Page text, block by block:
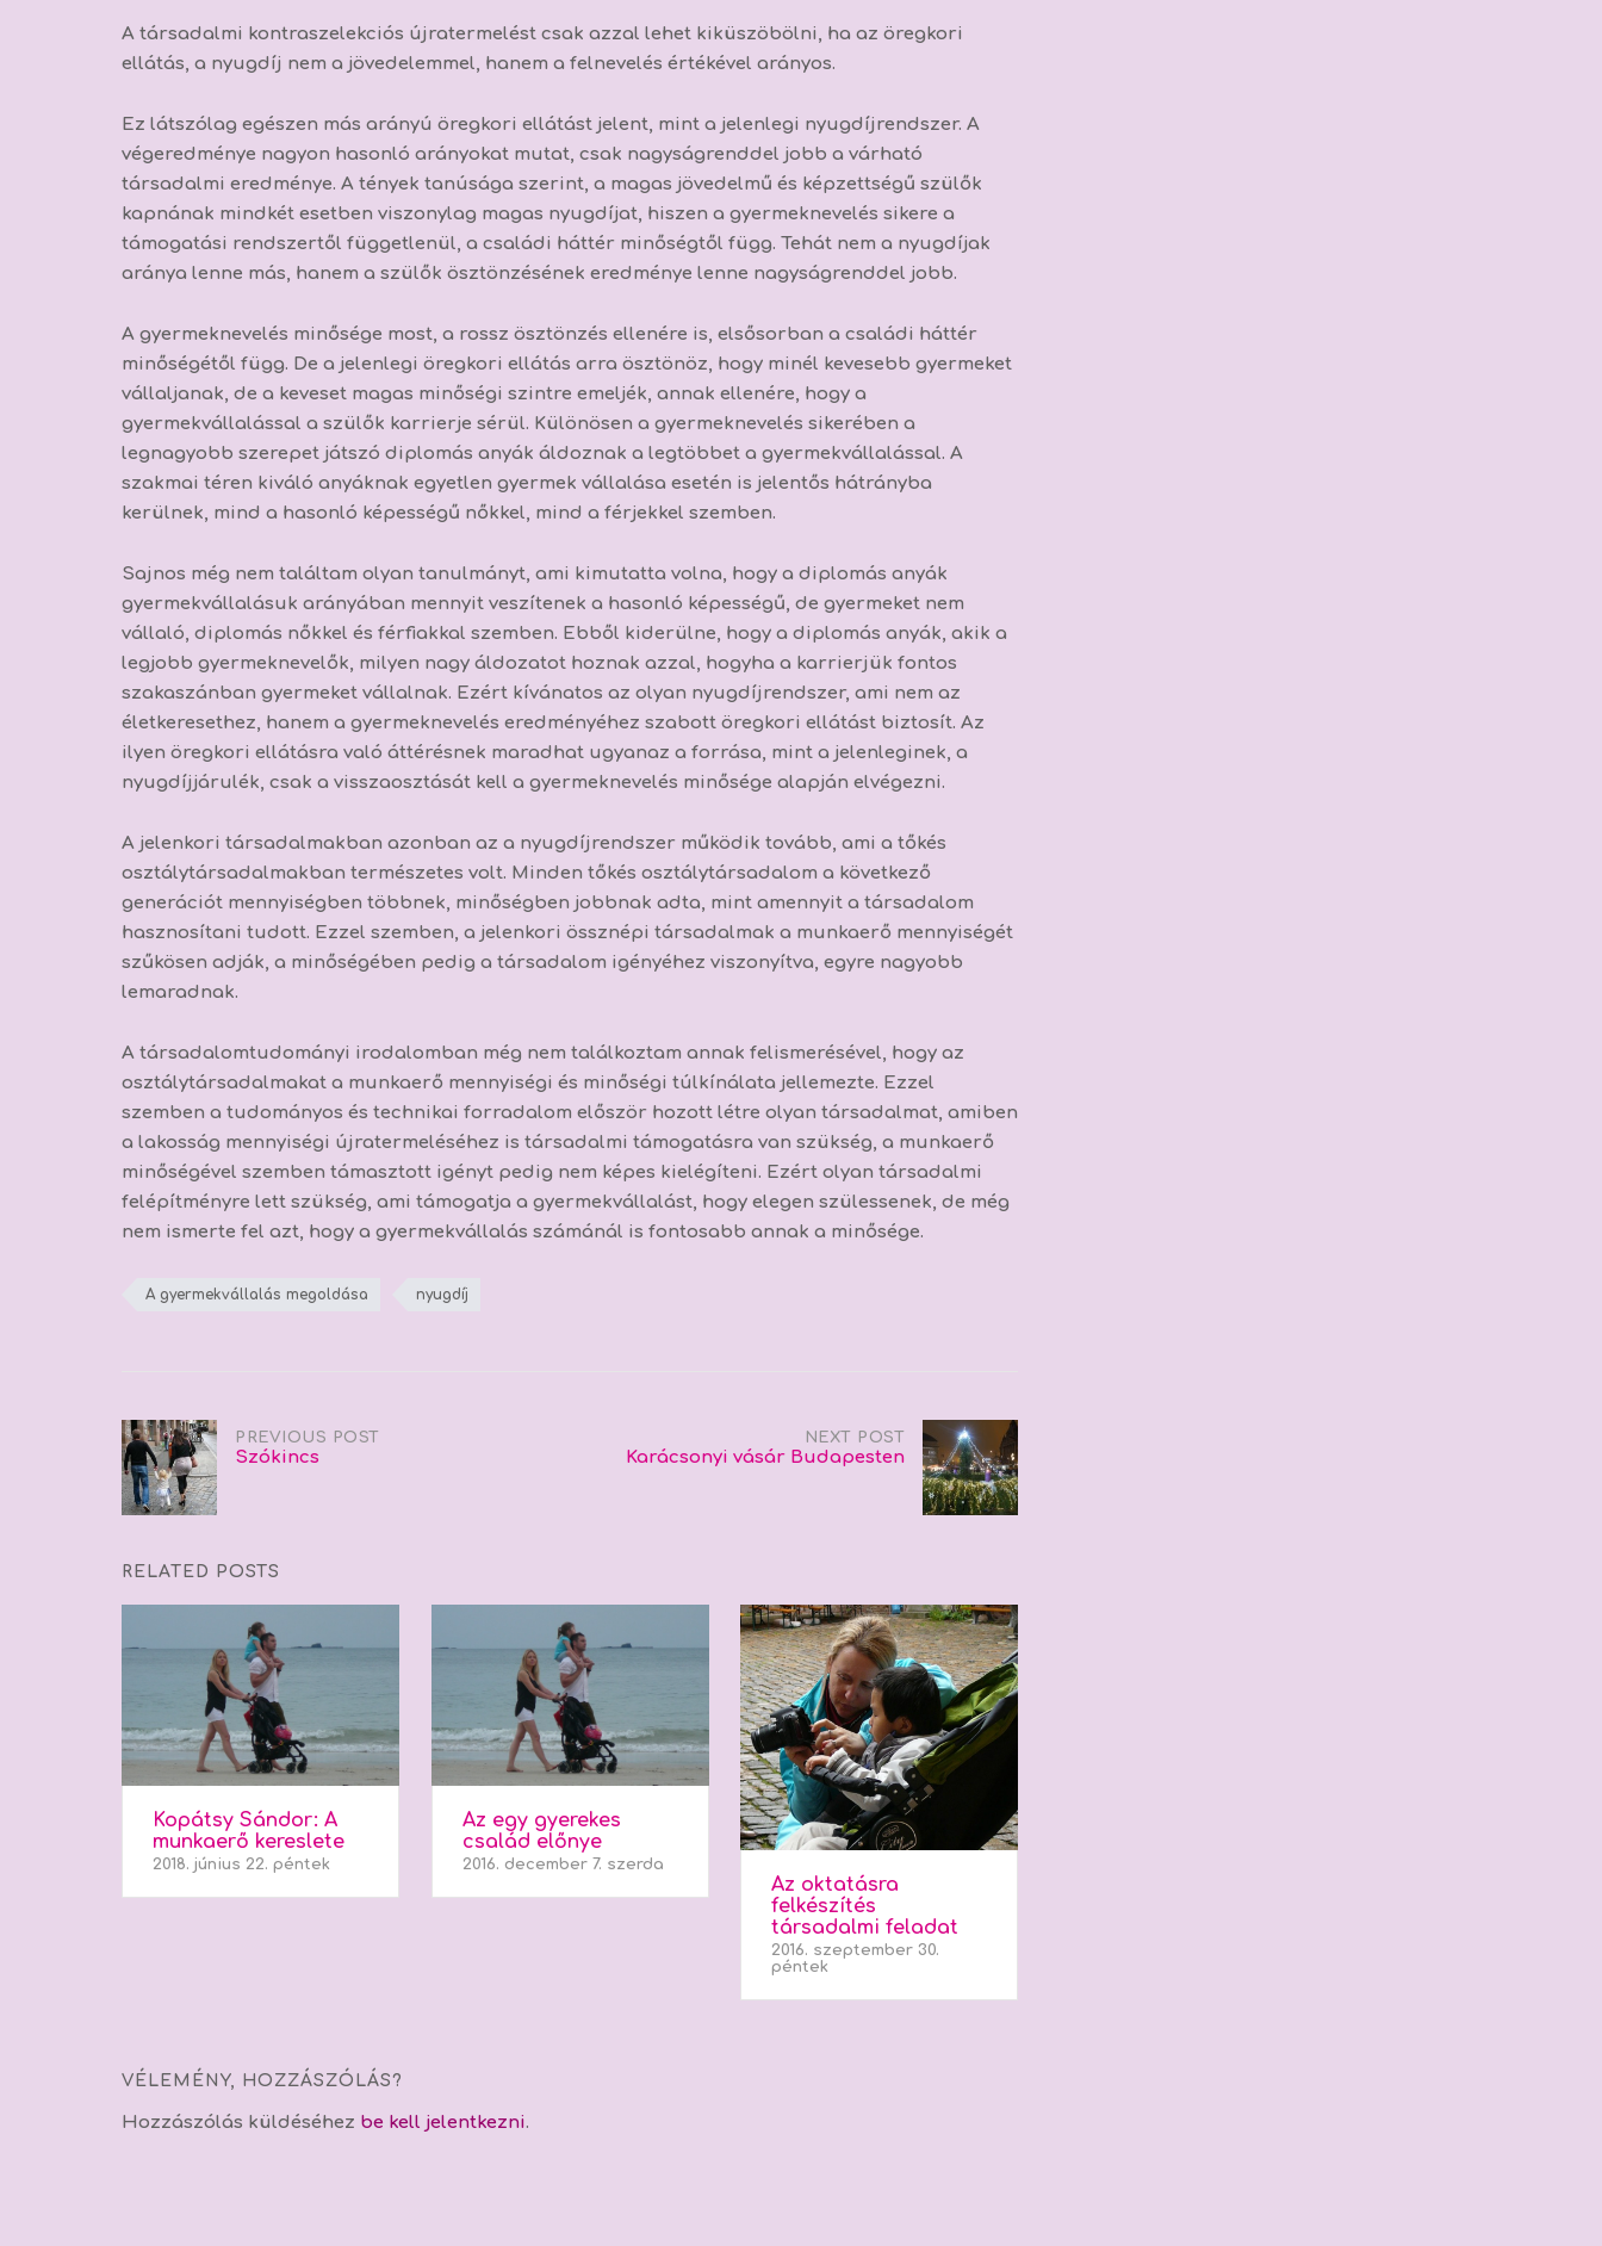
A társadalmi kontraszelekciós újratermelést csak azzal lehet kiküszöbölni, ha az öregkori
ellátás, a nyugdíj nem a jövedelemmel, hanem a felnevelés értékével arányos.
Ez látszólag egészen más arányú öregkori ellátást jelent, mint a jelenlegi nyugdíjrendszer. A
végeredménye nagyon hasonló arányokat mutat, csak nagyságrenddel jobb a várható
társadalmi eredménye. A tények tanúsága szerint, a magas jövedelmű és képzettségű szülők
kapnának mindkét esetben viszonylag magas nyugdíjat, hiszen a gyermeknevelés sikere a
támogatási rendszertől függetlenül, a családi háttér minőségtől függ. Tehát nem a nyugdíjak
aránya lenne más, hanem a szülők ösztönzésének eredménye lenne nagyságrenddel jobb.
A gyermeknevelés minősége most, a rossz ösztönzés ellenére is, elsősorban a családi háttér
minőségétől függ. De a jelenlegi öregkori ellátás arra ösztönöz, hogy minél kevesebb gyermeket
vállaljanak, de a keveset magas minőségi szintre emeljék, annak ellenére, hogy a
gyermekvállalással a szülők karrierje sérül. Különösen a gyermeknevelés sikerében a
legnagyobb szerepet játszó diplomás anyák áldoznak a legtöbbet a gyermekvállalással. A
szakmai téren kiváló anyáknak egyetlen gyermek vállalása esetén is jelentős hátrányba
kerülnek, mind a hasonló képességű nőkkel, mind a férjekkel szemben.
Sajnos még nem találtam olyan tanulmányt, ami kimutatta volna, hogy a diplomás anyák
gyermekvállalásuk arányában mennyit veszítenek a hasonló képességű, de gyermeket nem
vállaló, diplomás nőkkel és férfiakkal szemben. Ebből kiderülne, hogy a diplomás anyák, akik a
legjobb gyermeknevelők, milyen nagy áldozatot hoznak azzal, hogyha a karrierjük fontos
szakaszánban gyermeket vállalnak. Ezért kívánatos az olyan nyugdíjrendszer, ami nem az
életkeresethez, hanem a gyermeknevelés eredményéhez szabott öregkori ellátást biztosít. Az
ilyen öregkori ellátásra való áttérésnek maradhat ugyanaz a forrása, mint a jelenleginek, a
nyugdíjjárulék, csak a visszaosztását kell a gyermeknevelés minősége alapján elvégezni.
A jelenkori társadalmakban azonban az a nyugdíjrendszer működik tovább, ami a tőkés
osztálytársadalmakban természetes volt. Minden tőkés osztálytársadalom a következő
generációt mennyiségben többnek, minőségben jobbnak adta, mint amennyit a társadalom
hasznosítani tudott. Ezzel szemben, a jelenkori össznépi társadalmak a munkaerő mennyiségét
szűkösen adják, a minőségében pedig a társadalom igényéhez viszonyítva, egyre nagyobb
lemaradnak.
A társadalomtudományi irodalomban még nem találkoztam annak felismerésével, hogy az
osztálytársadalmakat a munkaerő mennyiségi és minőségi túlkínálata jellemezte. Ezzel
szemben a tudományos és technikai forradalom először hozott létre olyan társadalmat, amiben
a lakosság mennyiségi újratermeléséhez is társadalmi támogatásra van szükség, a munkaerő
minőségével szemben támasztott igényt pedig nem képes kielégíteni. Ezért olyan társadalmi
felépítményre lett szükség, ami támogatja a gyermekvállalást, hogy elegen szülessenek, de még
nem ismerte fel azt, hogy a gyermekvállalás számánál is fontosabb annak a minősége.
A gyermekvállalás megoldása nyugdíj
Post
navigation
PREVIOUS POST
Szókincs
NEXT POST
Karácsonyi vásár Budapesten
RELATED POSTS
Kopátsy Sándor: A
munkaerő kereslete
2018. június 22. péntek
Az egy gyerekes
család előnye
2016. december 7. szerda
Az oktatásra
felkészítés
társadalmi feladat
2016. szeptember 30.
péntek
VÉLEMÉNY, HOZZÁSZÓLÁS?
Hozzászólás küldéséhez be kell jelentkezni.